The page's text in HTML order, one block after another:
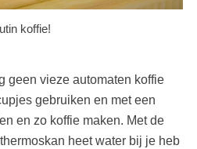
koffie!
geen vieze automaten koffie
gebruiken en met een
en zo koffie maken. Met de
heet water bij je heb